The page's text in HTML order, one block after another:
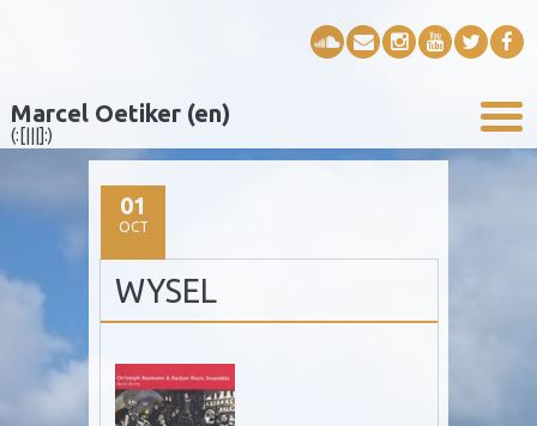
Marcel Oetiker (en)
(:[|||]:)
01
OCT
WYSEL